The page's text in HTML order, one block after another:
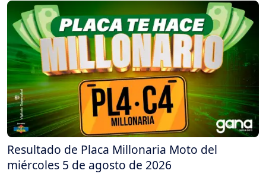
Resultado de Placa Millonaria Moto del
miércoles 5 de agosto de 2026